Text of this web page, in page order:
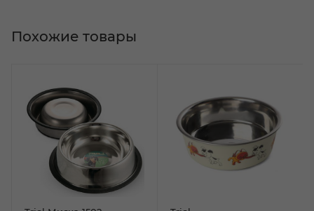
Похожие товары